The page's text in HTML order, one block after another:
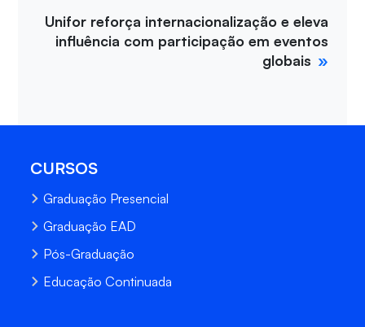
Unifor reforça internacionalização e eleva
influência com participação em eventos
globais
CURSOS
Graduação Presencial
Graduação EAD
Pós-Graduação
Educação Continuada